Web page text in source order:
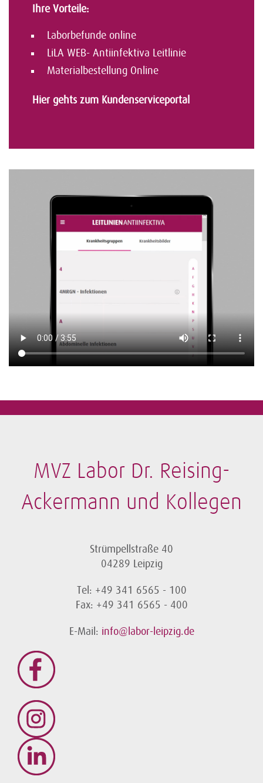
Ihre Vorteile:
Laborbefunde online
LiLA WEB- Antiinfektiva Leitlinie
Materialbestellung Online
Hier gehts zum Kundenserviceportal
MVZ Labor Dr. Reising-
Ackermann und Kollegen
Strümpellstraße 40
04289 Leipzig
Tel: +49 341 6565 - 100
Fax: +49 341 6565 - 400
E-Mail: info@labor-leipzig.de